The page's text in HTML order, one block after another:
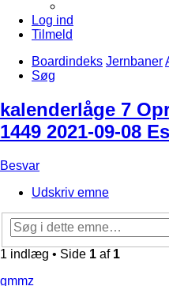
Log ind
Tilmeld
Boardindeks Jernbaner
Søg
kalenderlåge 7
1449 2021-09-08
Besvar
Udskriv emne
1 indlæg • Side 1 af 1
gmmz